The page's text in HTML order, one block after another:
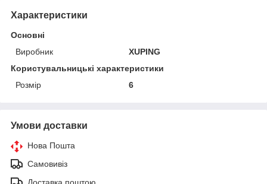
Характеристики
Основні
Виробник
XUPING
Користувальницькі характеристики
Розмір
6
Умови доставки
Нова Пошта
Самовивіз
Доставка поштою